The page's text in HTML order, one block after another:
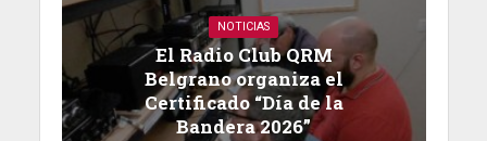
NOTICIAS
El Radio Club QRM
Belgrano organiza el
Certificado “Día de la
Bandera 2026”